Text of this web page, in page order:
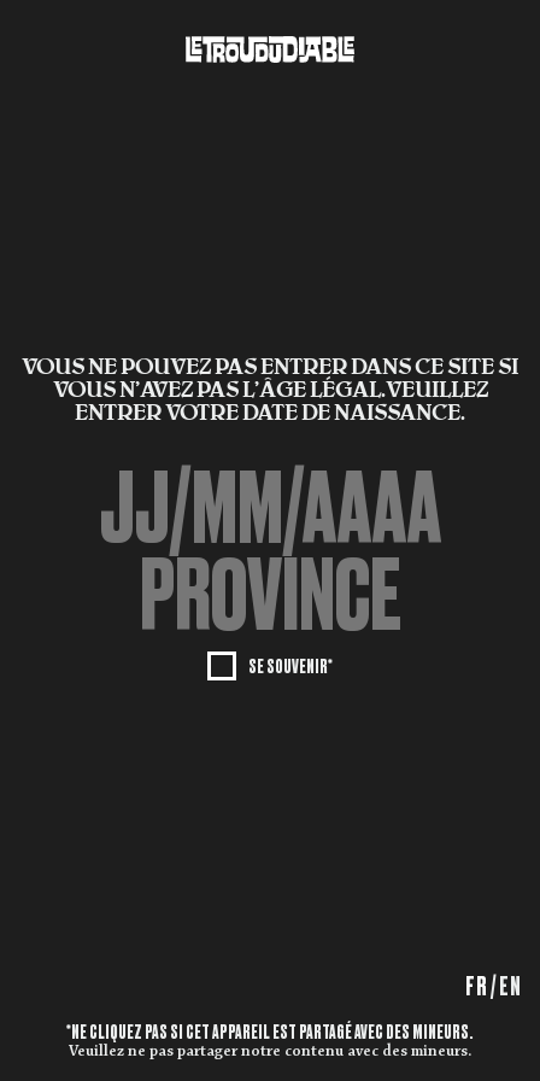
VOUS NE POUVEZ PAS ENTRER DANS CE SITE SI
VOUS N’AVEZ PAS L'ÂGE LÉGAL.VEUILLEZ
ENTRER VOTRE DATE DE NAISSANCE.
SE SOUVENIR*
FR/ EN
*NE CLIQUEZ PAS SI CET APPAREIL EST PARTAGÉ AVEC DES MINEURS.
Veuillez ne pas partager notre contenu avec des mineurs.